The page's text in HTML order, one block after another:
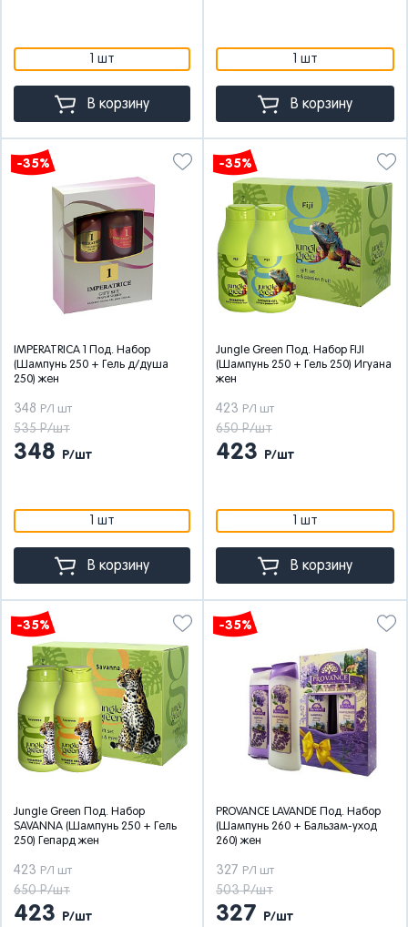
1 шт
В корзину
1 шт
В корзину
-35%
IMPERATRICA 1 Под. Набор
(Шампунь 250 + Гель д/душа
250) жен
348 Р/1 шт
535 Р/шт
348 Р/шт
1 шт
В корзину
-35%
Jungle Green Под. Набор FIJI
(Шампунь 250 + Гель 250) Игуана
жен
423 Р/1 шт
650 Р/шт
423 Р/шт
1 шт
В корзину
-35%
Jungle Green Под. Набор
SAVANNA (Шампунь 250 + Гель
250) Гепард жен
423 Р/1 шт
650 Р/шт
423 Р/шт
-35%
PROVANCE LAVANDE Под. Набор
(Шампунь 260 + Бальзам-уход
260) жен
327 Р/1 шт
503 Р/шт
327 Р/шт